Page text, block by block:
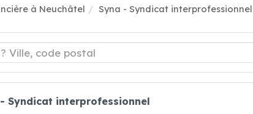
à Neuchâtel Syna - Syndicat interprofessionnel
Syndicat interprofessionnel